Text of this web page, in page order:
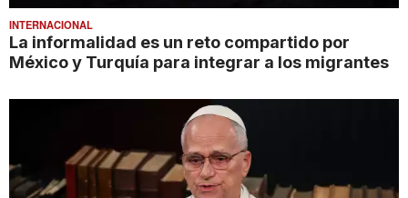
INTERNACIONAL
La informalidad es un reto compartido por
México y Turquía para integrar a los migrantes